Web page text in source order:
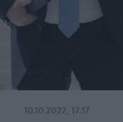
10.10.2022, 17:17